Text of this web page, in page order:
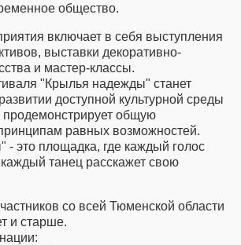
общество.
включает в себя выступления
выставки декоративно-
и мастер-классы.
"Крылья надежды" станет
доступной культурной среды
продемонстрирует общую
равных возможностей.
это площадка, где каждый голос
танец расскажет свою
со всей Тюменской области
и старше.